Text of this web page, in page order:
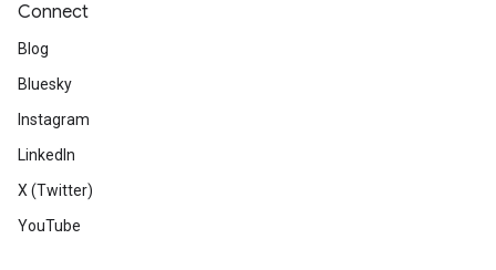
Connect
Blog
Bluesky
Instagram
LinkedIn
X (Twitter)
YouTube